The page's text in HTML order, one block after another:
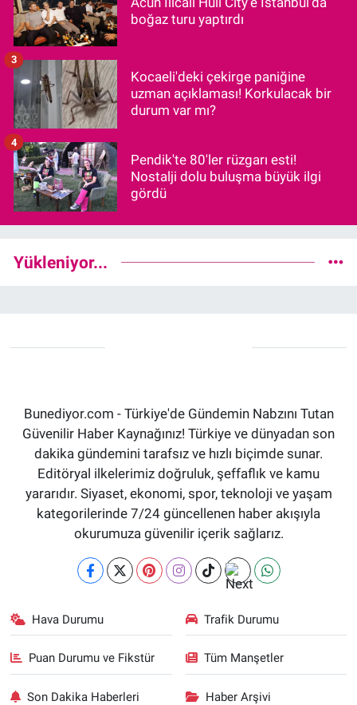
boğaz turu yaptırdı
Kocaeli'deki çekirge paniğine
uzman açıklaması! Korkulacak bir
durum var mı?
3
Pendik'te 80'ler rüzgarı esti!
Nostalji dolu buluşma büyük ilgi
gördü
4
Yükleniyor...
Bunediyor.com - Türkiye'de Gündemin Nabzını Tutan
Güvenilir Haber Kaynağınız! Türkiye ve dünyadan son
dakika gündemini tarafsız ve hızlı biçimde sunar.
Editöryal ilkelerimiz doğruluk, şeffaflık ve kamu
yararıdır. Siyaset, ekonomi, spor, teknoloji ve yaşam
kategorilerinde 7/24 güncellenen haber akışıyla
okurumuza güvenilir içerik sağlarız.
Hava Durumu Trafik Durumu
Puan Durumu ve Fikstür Tüm Manşetler
Son Dakika Haberleri Haber Arşivi